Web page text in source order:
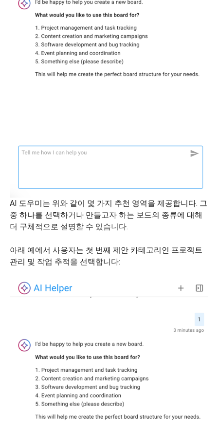
AI 도우미는 위와 같이 몇 가지 추천 영역을 제공합니다. 그
중 하나를 선택하거나 만들고자 하는 보드의 종류에 대해
더 구체적으로 설명할 수 있습니다.
아래 예에서 사용자는 첫 번째 제안 카테고리인 프로젝트
관리 및 작업 추적을 선택합니다: